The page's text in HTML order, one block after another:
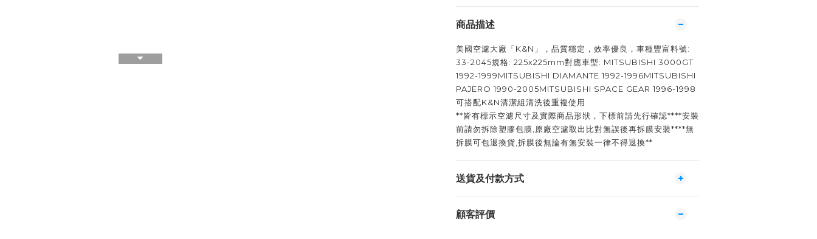
商品描述
美國空濾大廠「K&N」，品質穩定，效率優良，車種豐富料號:
33-2045規格: 225x225mm對應車型: MITSUBISHI 3000GT
1992-1999MITSUBISHI DIAMANTE 1992-1996MITSUBISHI
PAJERO 1990-2005MITSUBISHI SPACE GEAR 1996-1998
可搭配K&N清潔組清洗後重複使用
**皆有標示空濾尺寸及實際商品形狀，下標前請先行確認****安裝
前請勿拆除塑膠包膜,原廠空濾取出比對無誤後再拆膜安裝****無
拆膜可包退換貨,拆膜後無論有無安裝一律不得退換**
送貨及付款方式
顧客評價